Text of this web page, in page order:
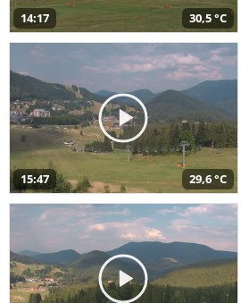
14:17 30,5 °C
15:47 29,6 °C